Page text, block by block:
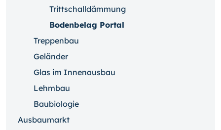
Trittschalldämmung
Bodenbelag Portal
Treppenbau
Geländer
Glas im Innenausbau
Lehmbau
Baubiologie
Ausbaumarkt